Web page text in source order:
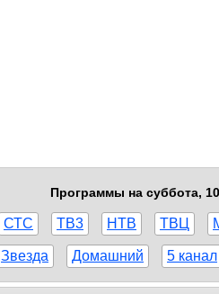
Программы на суббота,
СТС ТВ3 НТВ ТВЦ
Звезда Домашний 5 канал